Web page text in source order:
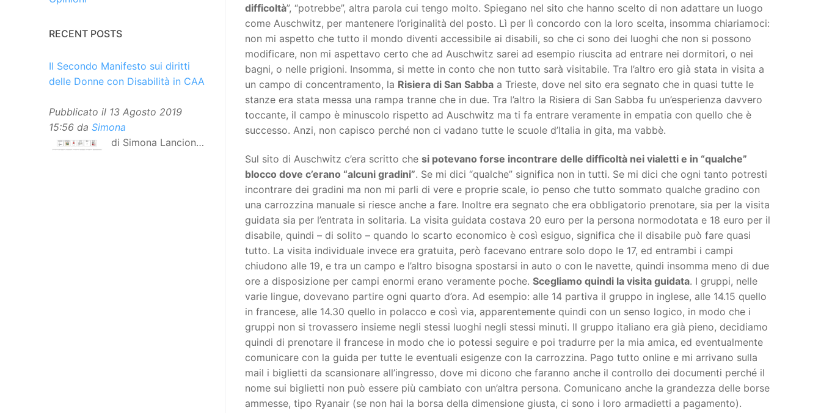
difficoltà”, “potrebbe”, altra parola cui tengo molto. Spiegano nel sito che hanno scelto di non adattare un luogo
come Auschwitz, per mantenere l’originalità del posto. Lì per lì concordo con la loro scelta, insomma chiariamoci:
non mi aspetto che tutto il mondo diventi accessibile ai disabili, so che ci sono dei luoghi che non si possono
modificare, non mi aspettavo certo che ad Auschwitz sarei ad esempio riuscita ad entrare nei dormitori, o nei
bagni, o nelle prigioni. Insomma, si mette in conto che non tutto sarà visitabile. Tra l’altro ero già stata in visita a
un campo di concentramento, la Risiera di San Sabba a Trieste, dove nel sito era segnato che in quasi tutte le
stanze era stata messa una rampa tranne che in due. Tra l’altro la Risiera di San Sabba fu un’esperienza davvero
toccante, il campo è minuscolo rispetto ad Auschwitz ma ti fa entrare veramente in empatia con quello che è
successo. Anzi, non capisco perché non ci vadano tutte le scuole d’Italia in gita, ma vabbè.
Sul sito di Auschwitz c’era scritto che si potevano forse incontrare delle difficoltà nei vialetti e in “qualche”
blocco dove c’erano “alcuni gradini”. Se mi dici “qualche” significa non in tutti. Se mi dici che ogni tanto potresti
incontrare dei gradini ma non mi parli di vere e proprie scale, io penso che tutto sommato qualche gradino con
una carrozzina manuale si riesce anche a fare. Inoltre era segnato che era obbligatorio prenotare, sia per la visita
guidata sia per l’entrata in solitaria. La visita guidata costava 20 euro per la persona normodotata e 18 euro per il
disabile, quindi – di solito – quando lo scarto economico è così esiguo, significa che il disabile può fare quasi
tutto. La visita individuale invece era gratuita, però facevano entrare solo dopo le 17, ed entrambi i campi
chiudono alle 19, e tra un campo e l’altro bisogna spostarsi in auto o con le navette, quindi insomma meno di due
ore a disposizione per campi enormi erano veramente poche. Scegliamo quindi la visita guidata. I gruppi, nelle
varie lingue, dovevano partire ogni quarto d’ora. Ad esempio: alle 14 partiva il gruppo in inglese, alle 14.15 quello
in francese, alle 14.30 quello in polacco e così via, apparentemente quindi con un senso logico, in modo che i
gruppi non si trovassero insieme negli stessi luoghi negli stessi minuti. Il gruppo italiano era già pieno, decidiamo
quindi di prenotare il francese in modo che io potessi seguire e poi tradurre per la mia amica, ed eventualmente
comunicare con la guida per tutte le eventuali esigenze con la carrozzina. Pago tutto online e mi arrivano sulla
mail i biglietti da scansionare all’ingresso, dove mi dicono che faranno anche il controllo dei documenti perché il
nome sui biglietti non può essere più cambiato con un’altra persona. Comunicano anche la grandezza delle borse
ammesse, tipo Ryanair (se non hai la borsa della dimensione giusta, ci sono i loro armadietti a pagamento).
RECENT POSTS
Il Secondo Manifesto sui diritti
delle Donne con Disabilità in CAA
Pubblicato il 13 Agosto 2019
15:56 da Simona
di Simona Lancioni,